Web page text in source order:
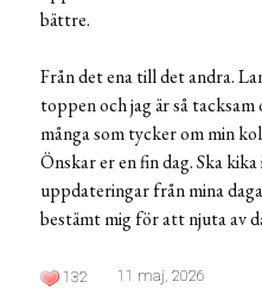
bättre.
Från det ena till det andra.
toppen och jag är så
många som tycker om min
Önskar er en fin dag. Ska
uppdateringar från mina
bestämt mig för att njuta av
132 11 maj, 2026